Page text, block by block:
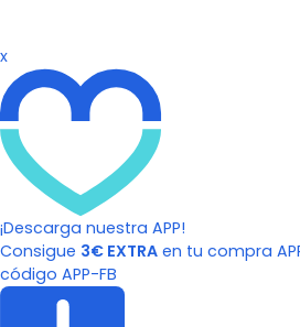
x
¡Descarga nuestra APP!
Consigue 3€ EXTRA en tu compra
código APP-FB